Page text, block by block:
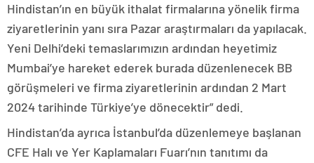
Hindistan’ın en büyük ithalat firmalarına yönelik firma
ziyaretlerinin yanı sıra Pazar araştırmaları da yapılacak.
Yeni Delhi’deki temaslarımızın ardından heyetimiz
Mumbai’ye hareket ederek burada düzenlenecek BB
görüşmeleri ve firma ziyaretlerinin ardından 2 Mart
2024 tarihinde Türkiye’ye dönecektir” dedi.
Hindistan’da ayrıca İstanbul’da düzenlemeye başlanan
CFE Halı ve Yer Kaplamaları Fuarı’nın tanıtımı da